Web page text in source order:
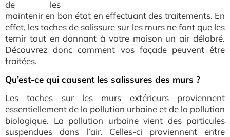
de les
maintenir en bon état en effectuant des traitements. En
effet, les taches de salissure sur les murs ne font que les
ternir tout en donnant à votre maison un air délabré.
Découvrez donc comment vos façade peuvent être
traitées.
Qu’est-ce qui causent les salissures des murs ?
Les taches sur les murs extérieurs proviennent
essentiellement de la pollution urbaine et de la pollution
biologique. La pollution urbaine vient des particules
suspendues dans l’air. Celles-ci proviennent entre